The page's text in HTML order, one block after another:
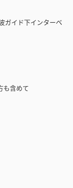
ガイド下インターベ
も含めて